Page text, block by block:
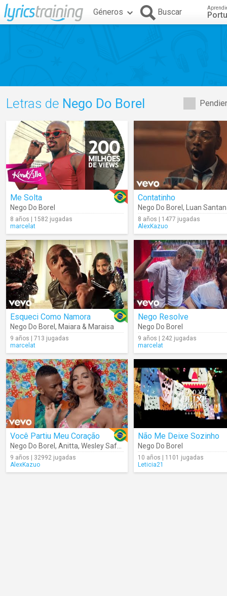
Géneros Buscar
Letras de Nego Do Borel
Me Solta
Nego Do Borel
8 años | 1582 jugadas
marcelat
Contatinho
Nego Do Borel , Luan
8 años | 1477 jugadas
AlexKazuo
Esqueci Como Namora
Nego Do Borel , Maiara & Maraisa
9 años | 713 jugadas
marcelat
Nego Resolve
Nego Do Borel
9 años | 242 jugadas
marcelat
Você Partiu Meu Coração
Nego Do Borel , Anitta, Wesley Safadão
9 años | 32992 jugadas
AlexKazuo
Não Me Deixe Sozinho
Nego Do Borel
10 años | 1101 jugadas
Leticia21